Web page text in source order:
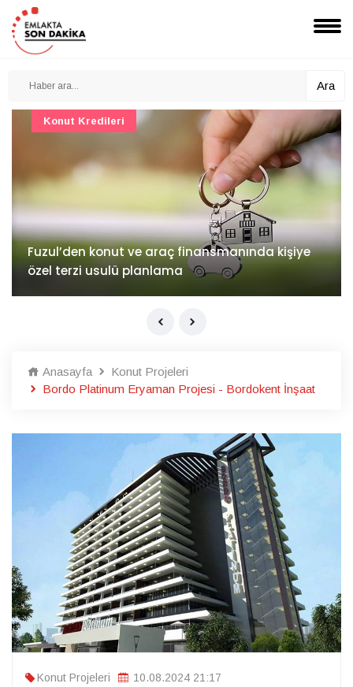
Ara
İv Kandilli'de yaşam yakında başlıyor
Konut Projeleri
Anasayfa
Konut Projeleri
Bordo Platinum Eryaman Projesi - Bordokent İnşaat
Konut Projeleri
10.08.2024 21:17